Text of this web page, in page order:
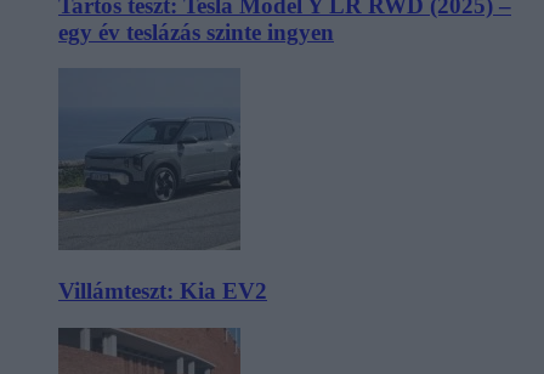
egy év teslázás szinte ingyen
Villámteszt: Kia EV2